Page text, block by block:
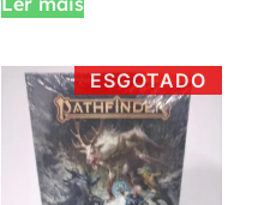
ESGOTADO